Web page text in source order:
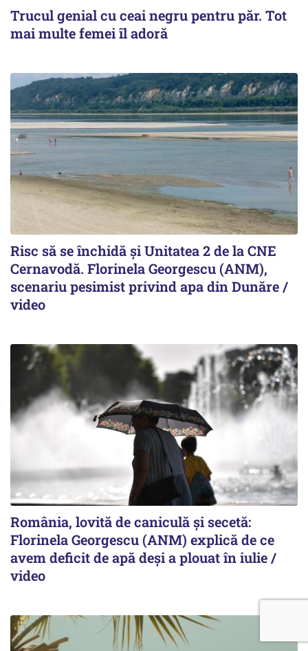
Trucul genial cu ceai negru pentru păr. Tot
mai multe femei îl adoră
Risc să se închidă și Unitatea 2 de la CNE
Cernavodă. Florinela Georgescu (ANM),
scenariu pesimist privind apa din Dunăre /
video
România, lovită de caniculă și secetă:
Florinela Georgescu (ANM) explică de ce
avem deficit de apă deși a plouat în iulie /
video